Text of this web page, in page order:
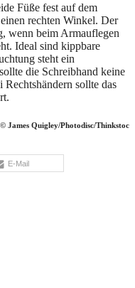
Füße fest auf dem
rechten Winkel. Der
wenn beim Armauflegen
Ideal sind kippbare
steht ein
die Schreibhand keine
sollte das
James Quigley/Photodisc/Thinkstoc
E-Mail